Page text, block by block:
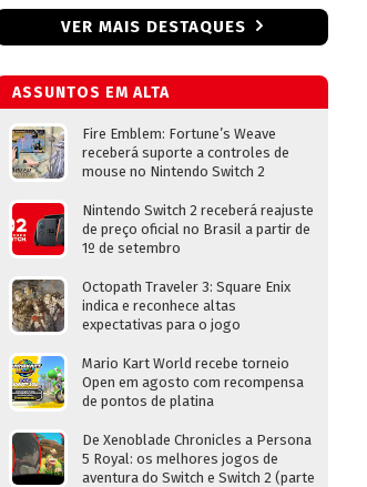
VER MAIS DESTAQUES
ASSUNTOS EM ALTA
Fire Emblem: Fortune’s Weave
receberá suporte a controles de
mouse no Nintendo Switch 2
Nintendo Switch 2 receberá reajuste
de preço oficial no Brasil a partir de
1º de setembro
Octopath Traveler 3: Square Enix
indica e reconhece altas
expectativas para o jogo
Mario Kart World recebe torneio
Open em agosto com recompensa
de pontos de platina
De Xenoblade Chronicles a Persona
5 Royal: os melhores jogos de
aventura do Switch e Switch 2 (parte